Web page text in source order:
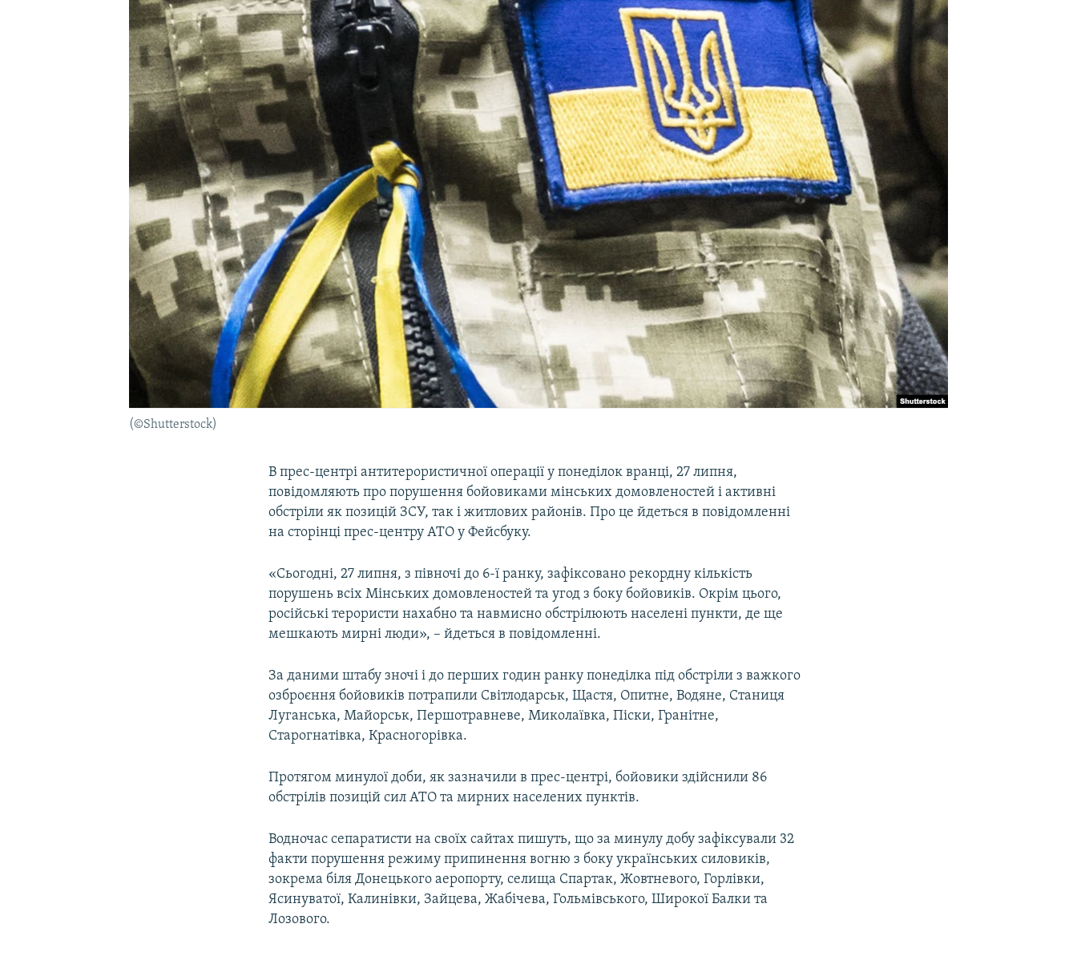
УКРАЇНСЬКА ПРОБЛЕМА КРИМУ
(©Shutterstock)
В прес-центрі антитерористичної операції у понеділок вранці, 27 липня,
повідомляють про порушення бойовиками мінських домовленостей і активні
обстріли як позицій ЗСУ, так і житлових районів. Про це йдеться в повідомленні
на сторінці прес-центру АТО у Фейсбуку.
«Сьогодні, 27 липня, з півночі до 6-ї ранку, зафіксовано рекордну кількість
порушень всіх Мінських домовленостей та угод з боку бойовиків. Окрім цього,
російські терористи нахабно та навмисно обстрілюють населені пункти, де ще
мешкають мирні люди», – йдеться в повідомленні.
За даними штабу зночі і до перших годин ранку понеділка під обстріли з важкого
озброєння бойовиків потрапили Світлодарськ, Щастя, Опитне, Водяне, Станиця
Луганська, Майорськ, Першотравневе, Миколаївка, Піски, Гранітне,
Старогнатівка, Красногорівка.
Протягом минулої доби, як зазначили в прес-центрі, бойовики здійснили 86
обстрілів позицій сил АТО та мирних населених пунктів.
Водночас сепаратисти на своїх сайтах пишуть, що за минулу добу зафіксували 32
факти порушення режиму припинення вогню з боку українських силовиків,
зокрема біля Донецького аеропорту, селища Спартак, Жовтневого, Горлівки,
Ясинуватої, Калинівки, Зайцева, Жабічева, Гольмівського, Широкої Балки та
Лозового.